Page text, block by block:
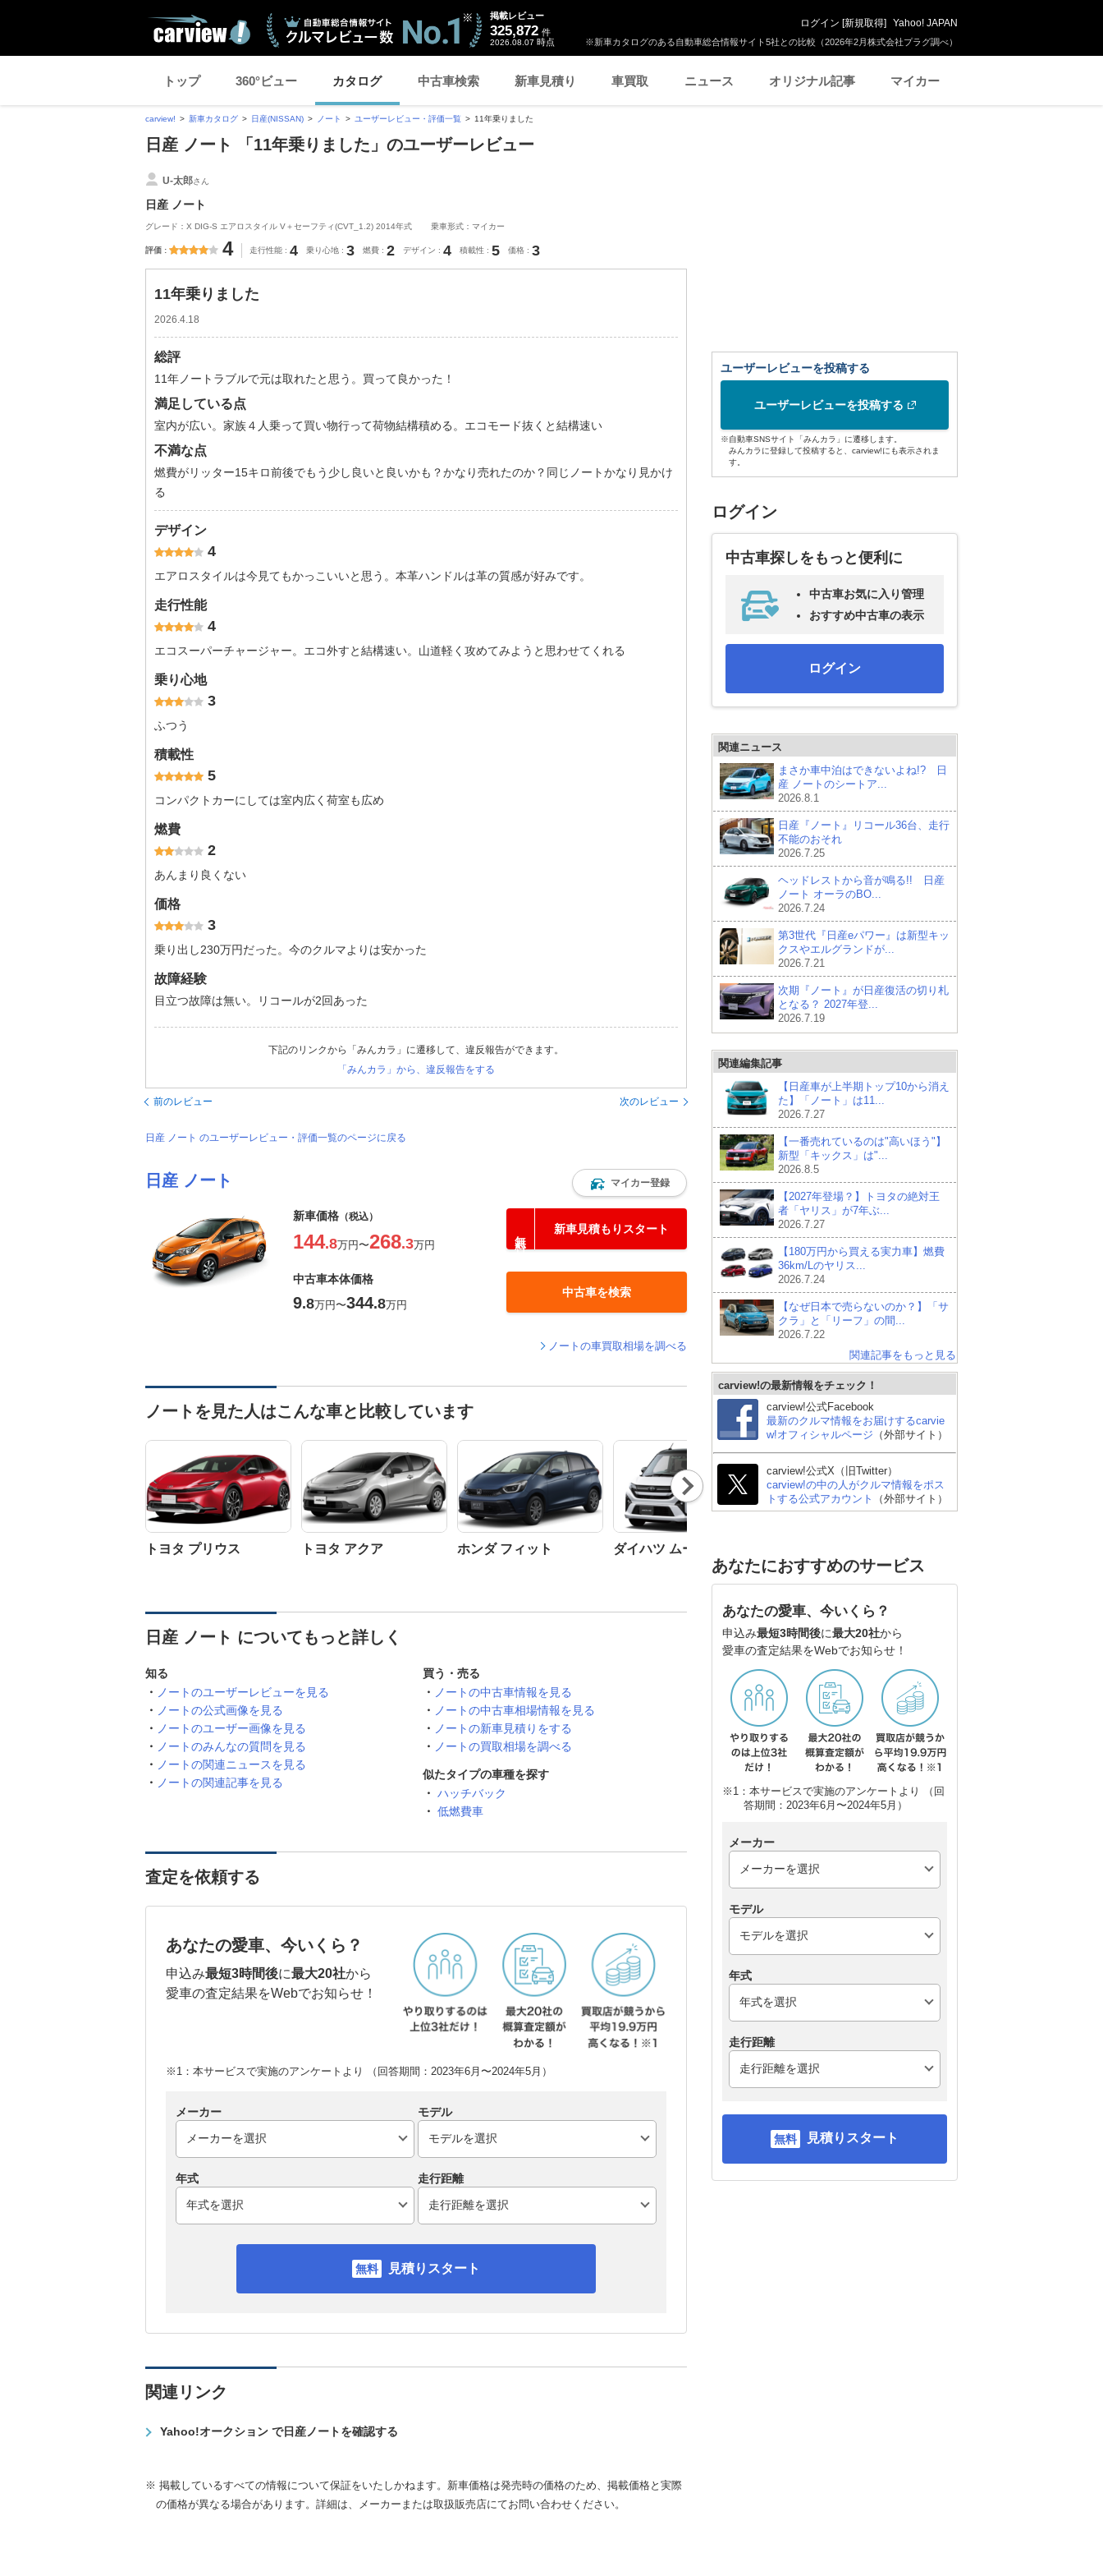
※新車カタログのある自動車総合情報サイト5社との比較（2026年2月株式会社プラグ調べ）
掲載レビュー
325,872 件
2026.08.07 時点
ログイン [新規取得] Yahoo! JAPAN
トップ 360°ビュー カタログ 中古車検索 新車見積り 車買取 ニュース オリジナル記事 マイカー
carview! 新車カタログ 日産(NISSAN) ノート ユーザーレビュー・評価一覧 11年乗りました
日産 ノート 「11年乗りました」のユーザーレビュー
U-太郎さん
日産 ノート
グレード：X DIG-S エアロスタイル V＋セーフティ(CVT_1.2) 2014年式 乗車形式：マイカー
評価 4 走行性能 4 乗り心地 3 燃費 2 デザイン 4 積載性 5 価格 3
11年乗りました
2026.4.18
総評
11年ノートラブルで元は取れたと思う。買って良かった！
満足している点
室内が広い。家族４人乗って買い物行って荷物結構積める。エコモード抜くと結構速い
不満な点
燃費がリッター15キロ前後でもう少し良いと良いかも？かなり売れたのか？同じノートかなり見かけ
る
デザイン
4
エアロスタイルは今見てもかっこいいと思う。本革ハンドルは革の質感が好みです。
走行性能
4
エコスーパーチャージャー。エコ外すと結構速い。山道軽く攻めてみようと思わせてくれる
乗り心地
3
ふつう
積載性
5
コンパクトカーにしては室内広く荷室も広め
燃費
2
あんまり良くない
価格
3
乗り出し230万円だった。今のクルマよりは安かった
故障経験
目立つ故障は無い。リコールが2回あった
下記のリンクから「みんカラ」に遷移して、違反報告ができます。
「みんカラ」から、違反報告をする
前のレビュー 次のレビュー
日産 ノート のユーザーレビュー・評価一覧のページに戻る
日産 ノート マイカー登録
新車価格 （税込）
144.8万円〜268.3万円
新車見積もりスタート
中古車本体価格
9.8万円〜344.8万円
中古車を検索
ノートの車買取相場を調べる
ノートを見た人はこんな車と比較しています
トヨタ プリウス トヨタ アクア ホンダ フィット ダイハツ ムーヴ
Nex
t
日産 ノート についてもっと詳しく
知る
ノートのユーザーレビューを見る
ノートの公式画像を見る
ノートのユーザー画像を見る
ノートのみんなの質問を見る
ノートの関連ニュースを見る
ノートの関連記事を見る
買う・売る
ノートの中古車情報を見る
ノートの中古車相場情報を見る
ノートの新車見積りをする
ノートの買取相場を調べる
似たタイプの車種を探す
ハッチバック
低燃費車
査定を依頼する
あなたの愛車、今いくら？
申込み最短3時間後に最大20社から
愛車の査定結果をWebでお知らせ！
※1：本サービスで実施のアンケートより （回答期間：2023年6月〜2024年5月）
メーカー モデル
年式 走行距離
見積りスタート
関連リンク
Yahoo!オークション で日産ノートを確認する
※ 掲載しているすべての情報について保証をいたしかねます。新車価格は発売時の価格のため、掲載価格と実際
の価格が異なる場合があります。詳細は、メーカーまたは取扱販売店にてお問い合わせください。
ユーザーレビューを投稿する
ユーザーレビューを投稿する
※自動車SNSサイト「みんカラ」に遷移します。
みんカラに登録して投稿すると、carview!にも表示されま
す。
ログイン
中古車探しをもっと便利に
中古車お気に入り管理
おすすめ中古車の表示
ログイン
関連ニュース
まさか車中泊はできないよね!? 日
産 ノートのシートア...
2026.8.1
日産『ノート』リコール36台、走行
不能のおそれ
2026.7.25
ヘッドレストから音が鳴る!! 日産
ノート オーラのBO...
2026.7.24
第3世代『日産eパワー』は新型キッ
クスやエルグランドが...
2026.7.21
次期『ノート』が日産復活の切り札
となる？ 2027年登...
2026.7.19
関連編集記事
【日産車が上半期トップ10から消え
た】「ノート」は11...
2026.7.27
【一番売れているのは"高いほう"】
新型「キックス」は"...
2026.8.5
【2027年登場？】トヨタの絶対王
者「ヤリス」が7年ぶ...
2026.7.27
【180万円から買える実力車】燃費
36km/Lのヤリス...
2026.7.24
【なぜ日本で売らないのか？】「サ
クラ」と「リーフ」の間...
2026.7.22
関連記事をもっと見る
carview!の最新情報をチェック！
carview!公式Facebook
最新のクルマ情報をお届けするcarvie
w!オフィシャルページ （外部サイト）
carview!公式X（旧Twitter）
carview!の中の人がクルマ情報をポス
トする公式アカウント
（外部サイト）
あなたにおすすめのサービス
あなたの愛車、今いくら？
申込み最短3時間後に最大20社から
愛車の査定結果をWebでお知らせ！
※1：本サービスで実施のアンケートより （回
答期間：2023年6月〜2024年5月）
メーカー
モデル
年式
走行距離
見積りスタート